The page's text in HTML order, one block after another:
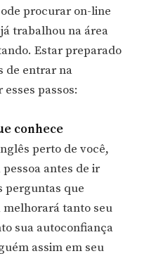
procurar on-line
trabalhou na área
Estar preparado
de entrar na
passos:
conhece
perto de você,
antes de ir
perguntas que
tanto seu
sua autoconfiança
assim em seu